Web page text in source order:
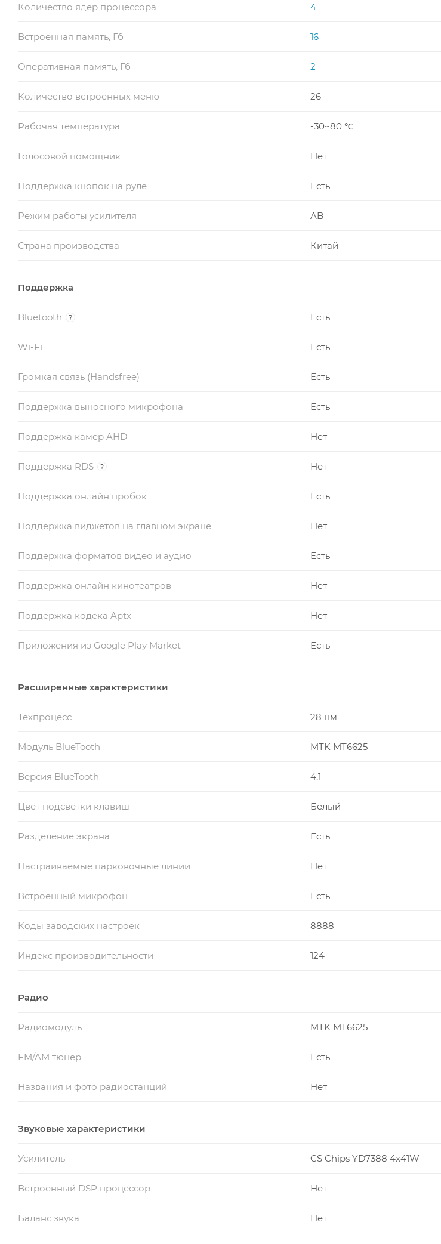
Количество ядер процессора 4
Встроенная память, Гб 16
Оперативная память, Гб 2
Количество встроенных меню 26
Рабочая температура -30~80 ℃
Голосовой помощник Нет
Поддержка кнопок на руле Есть
Режим работы усилителя AB
Страна производства Китай
Поддержка
Bluetooth ? Есть
Wi-Fi Есть
Громкая связь (Handsfree) Есть
Поддержка выносного микрофона Есть
Поддержка камер AHD Нет
Поддержка RDS ? Нет
Поддержка онлайн пробок Есть
Поддержка виджетов на главном экране Нет
Поддержка форматов видео и аудио Есть
Поддержка онлайн кинотеатров Нет
Поддержка кодека Aptx Нет
Приложения из Google Play Market Есть
Расширенные характеристики
Техпроцесс 28 нм
Модуль BlueTooth MTK MT6625
Версия BlueTooth 4.1
Цвет подсветки клавиш Белый
Разделение экрана Есть
Настраиваемые парковочные линии Нет
Встроенный микрофон Есть
Коды заводских настроек 8888
Индекс производительности 124
Радио
Радиомодуль MTK MT6625
FM/AM тюнер Есть
Названия и фото радиостанций Нет
Звуковые характеристики
Усилитель CS Chips YD7388 4x41W
Встроенный DSP процессор Нет
Баланс звука Нет